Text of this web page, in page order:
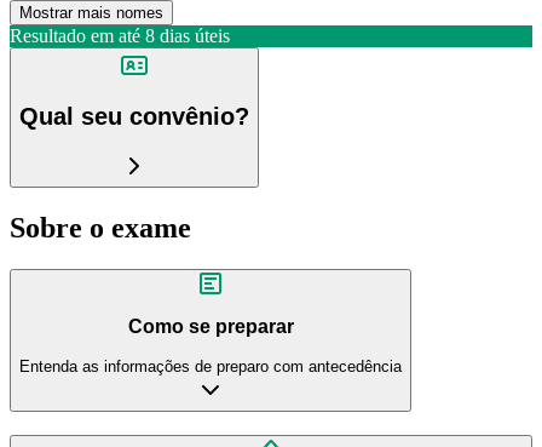
Mostrar mais nomes
Resultado em até 8 dias úteis
Qual seu convênio?
Sobre o exame
Como se preparar
Entenda as informações de preparo com antecedência